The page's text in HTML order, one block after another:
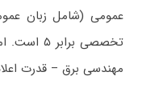
تخصصی
ﻣﻬﻨﺪسی ﺑﺮق – ﻗﺪرت